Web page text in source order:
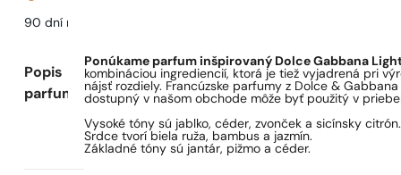
90 dní na
Popis
parfumu
Ponúkame parfum inšpirovaný Dolce Gabbana
kombináciou ingrediencií, ktorá je tiež vyjadrená pri
nájsť rozdiely. Francúzske parfumy z Dolce &
dostupný v našom obchode môže byť použitý v
Vysoké tóny sú jablko, céder, zvonček a sicínsky citrón.
Srdce tvorí biela ruža, bambus a jazmín.
Základné tóny sú jantár, pižmo a céder.